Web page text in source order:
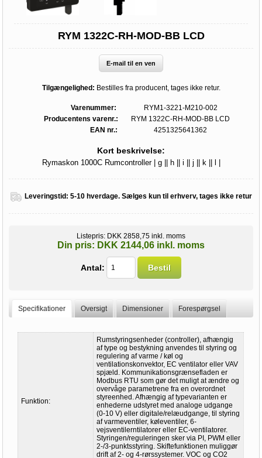
RYM 1322C-RH-MOD-BB LCD
E-mail til en ven
Tilgængelighed: Bestilles fra producent, tages ikke retur.
Varenummer:
RYM1-3221-M210-002
Producentens varenr.:
RYM 1322C-RH-MOD-BB LCD
EAN nr.:
4251325641362
Kort beskrivelse:
Rymaskon 1000C Rumcontroller | g || h || i || j || k || l |
Leveringstid: 5-10 hverdage. Sælges kun til erhverv, tages ikke retur
Listepris: DKK 2858,75 inkl. moms
Din pris: DKK 2144,06 inkl. moms
Antal: Bestil
Specifikationer Oversigt Dimensioner Forespørgsel
Funktion:
Rumstyringsenheder (controller), afhængig
af type og bestykning anvendes til styring og
regulering af varme / køl og
ventilationskonvektor, EC ventilator eller VAV
spjæld. Kommunikationsgrænsefladen er
Modbus RTU som gør det muligt at ændre og
overvåge parametrene fra en overordnet
styreenhed. Afhængig af typevarianten er
enhederne udstyret med analoge udgange
(0-10 V) eller digitale/relæudgange, til styring
af varmeventiler, køleventiler, 6-
vejsventilerntilatorer eller EC-ventilatorer.
Styringen/reguleringen sker via PI, PWM eller
2-/3-punktsstyring. Skiftefunktionen muliggør
drift af 2- og 4-rørssystemer. VOC og CO2